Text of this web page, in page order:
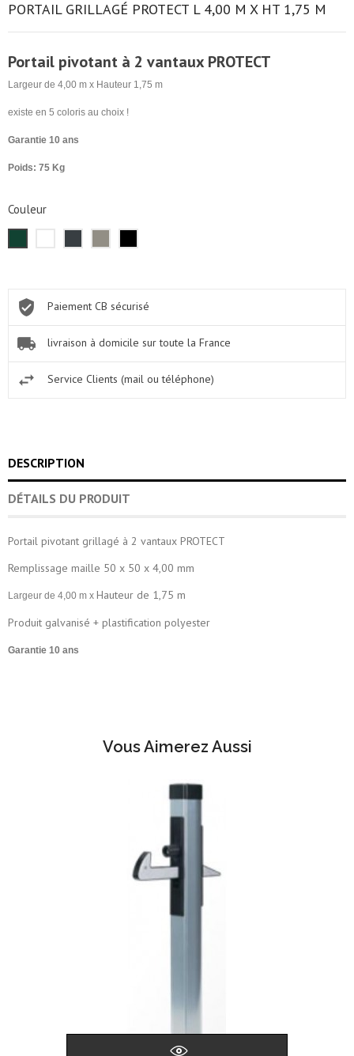
PORTAIL GRILLAGÉ PROTECT L 4,00 M X HT 1,75 M
Portail pivotant à 2 vantaux PROTECT
Largeur de 4,00 m x Hauteur 1,75 m
existe en 5 coloris au choix !
Garantie 10 ans
Poids: 75 Kg
Couleur
RAL
RAL
RAL
RAL
RAL
Paiement CB sécurisé
livraison à domicile sur toute la France
Service Clients (mail ou téléphone)
DESCRIPTION
DÉTAILS DU PRODUIT
Portail pivotant grillagé à 2 vantaux PROTECT
Remplissage maille 50 x 50 x 4,00 mm
Largeur de 4,00 m x Hauteur de 1,75 m
Produit galvanisé + plastification polyester
Garantie 10 ans
Vous Aimerez Aussi